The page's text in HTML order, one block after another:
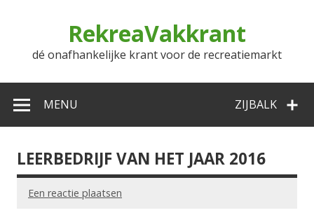
RekreaVakkrant
dé onafhankelijke krant voor de recreatiemarkt
ZIJBALK
MENU
LEERBEDRIJF VAN HET JAAR 2016
Een reactie plaatsen